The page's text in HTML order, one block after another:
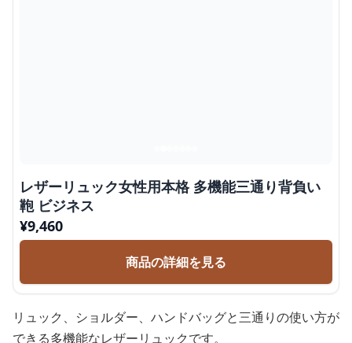
レザーリュック女性用本格 多機能三通り背負い
鞄 ビジネス
¥9,460
商品の詳細を見る
リュック、ショルダー、ハンドバッグと三通りの使い方が
できる多機能なレザーリュックです。